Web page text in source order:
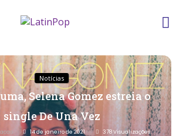
Notícias
Selena Gomez estreia o
single De Una Vez
14 de janeiro de 2021 378Visualizações